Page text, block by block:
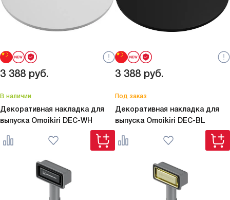
3 388 руб.
В наличии
Декоративная накладка для
выпуска Omoikiri DEC-WH
3 388 руб.
Под заказ
Декоративная накладка для
выпуска Omoikiri DEC-BL